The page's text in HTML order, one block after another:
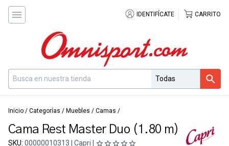
IDENTIFÍCATE CARRITO
Inicio / Categorías / Muebles / Camas /
Cama Rest Master Duo (1.80 m)
SKU: 00000010313 | Capri |